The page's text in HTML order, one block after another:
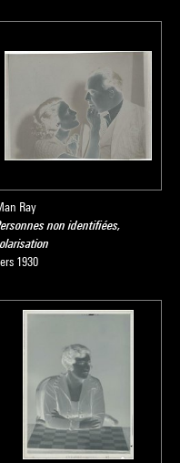
Ray
non identifiées,
1930